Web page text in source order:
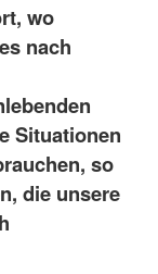
wo
nach
Situationen
so
die unsere